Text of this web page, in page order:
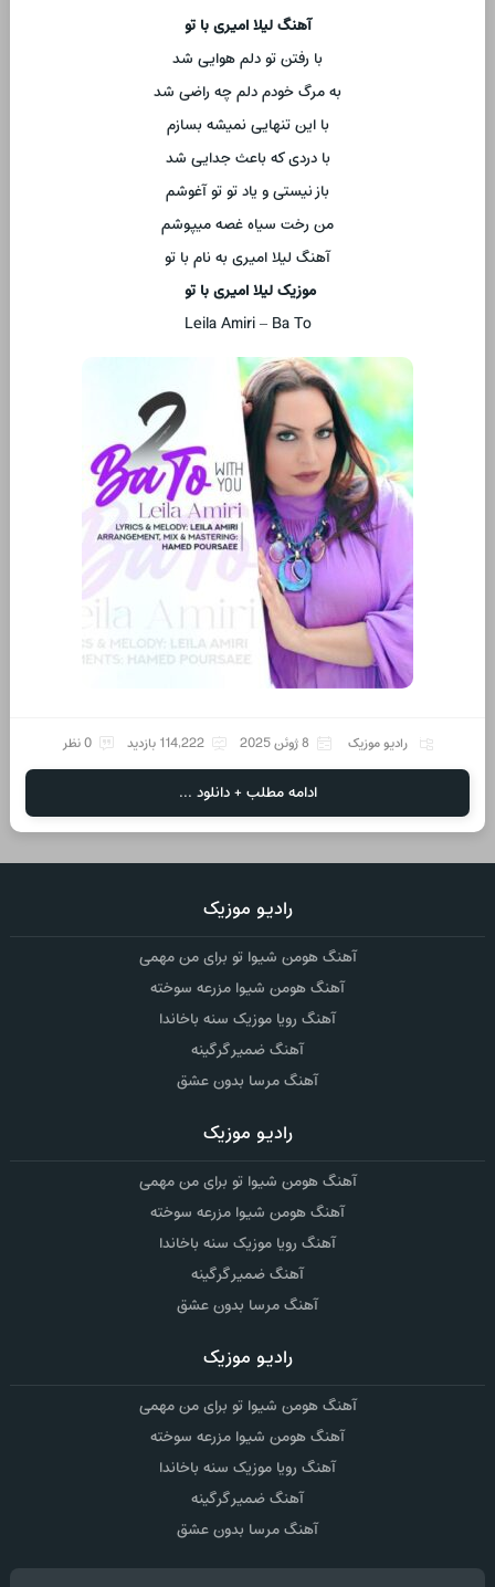
آهنگ لیلا امیری با تو
با رفتن تو دلم هوایی شد
به مرگ خودم دلم چه راضی شد
با این تنهایی نمیشه بسازم
با دردی که باعث جدایی شد
باز نیستی و یاد تو تو آغوشم
من رخت سیاه غصه میپوشم
آهنگ لیلا امیری به نام با تو
موزیک لیلا امیری با تو
Leila Amiri – Ba To
رادیو موزیک 8 ژوئن 2025 114,222 بازدید 0 نظر
ادامه مطلب + دانلود ...
رادیو موزیک
آهنگ هومن شیوا تو برای من مهمی
آهنگ هومن شیوا مزرعه سوخته
آهنگ رویا موزیک سنه باخاندا
آهنگ ضمیر گرگینه
آهنگ مرسا بدون عشق
رادیو موزیک
آهنگ هومن شیوا تو برای من مهمی
آهنگ هومن شیوا مزرعه سوخته
آهنگ رویا موزیک سنه باخاندا
آهنگ ضمیر گرگینه
آهنگ مرسا بدون عشق
رادیو موزیک
آهنگ هومن شیوا تو برای من مهمی
آهنگ هومن شیوا مزرعه سوخته
آهنگ رویا موزیک سنه باخاندا
آهنگ ضمیر گرگینه
آهنگ مرسا بدون عشق